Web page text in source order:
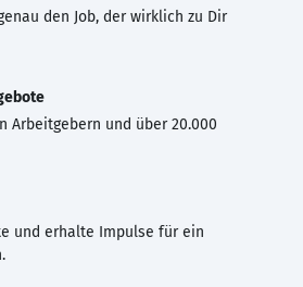
den Job, der wirklich zu Dir
Arbeitgebern und über 20.000
und erhalte Impulse für ein